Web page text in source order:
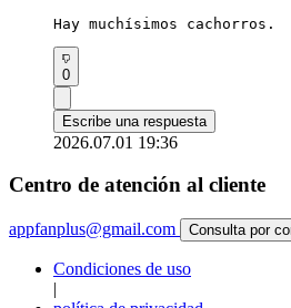
Hay muchísimos cachorros.
0
Escribe una respuesta
2026.07.01 19:36
Centro de atención al cliente
appfanplus@gmail.com Consulta por
Condiciones de uso
|